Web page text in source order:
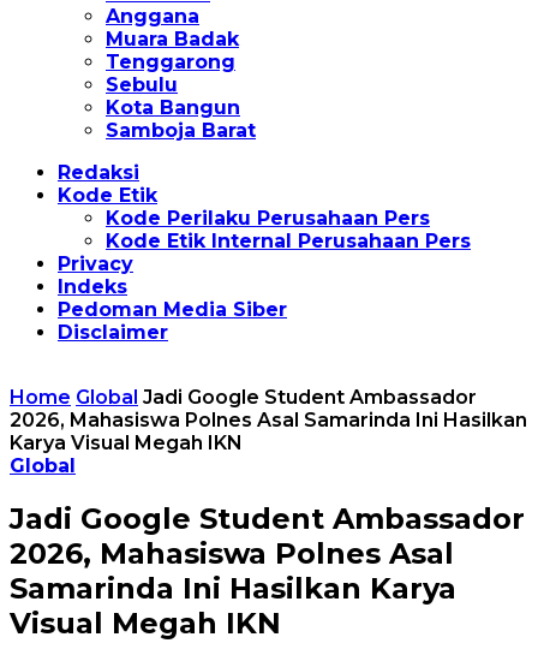
Anggana
Muara Badak
Tenggarong
Sebulu
Kota Bangun
Samboja Barat
Redaksi
Kode Etik
Kode Perilaku Perusahaan Pers
Kode Etik Internal Perusahaan Pers
Privacy
Indeks
Pedoman Media Siber
Disclaimer
Home Global Jadi Google Student Ambassador
2026, Mahasiswa Polnes Asal Samarinda Ini Hasilkan
Karya Visual Megah IKN
Global
Jadi Google Student Ambassador
2026, Mahasiswa Polnes Asal
Samarinda Ini Hasilkan Karya
Visual Megah IKN